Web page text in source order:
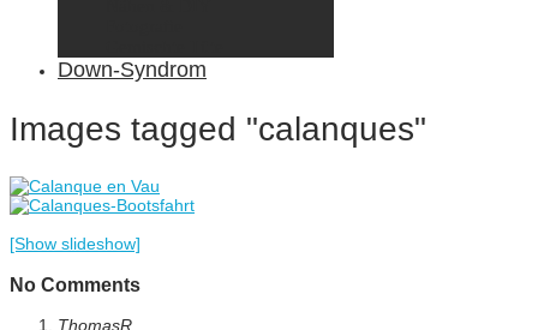
Down-Syndrom
Images tagged "calanques"
[Show slideshow]
No Comments
ThomasR